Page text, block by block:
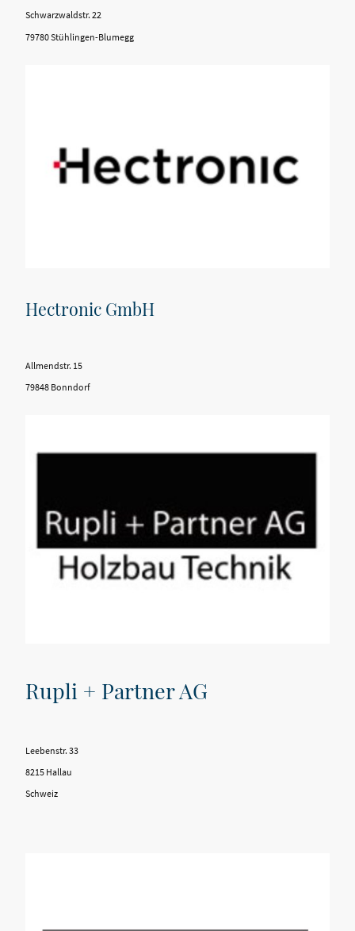
Schwarzwaldstr. 22
79780 Stühlingen-Blumegg
Hectronic GmbH
Allmendstr. 15
79848 Bonndorf
Rupli + Partner AG
Leebenstr. 33
8215 Hallau
Schweiz